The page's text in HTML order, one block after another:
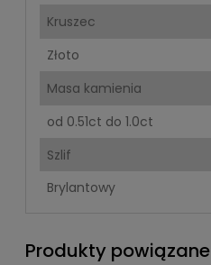
Kruszec
Złoto
Masa kamienia
od 0.51ct do 1.0ct
Szlif
Brylantowy
Produkty powiązane